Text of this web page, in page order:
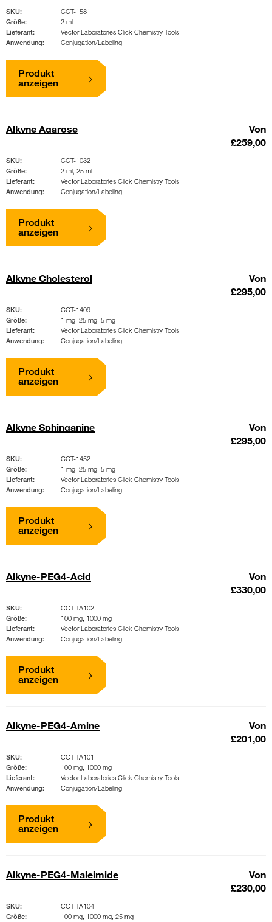
SKU:
CCT-1581
Größe:
2 ml
Lieferant:
Vector Laboratories Click Chemistry Tools
Anwendung:
Conjugation/Labeling
Produkt
anzeigen
Alkyne Agarose
Von
£259,00
SKU:
CCT-1032
Größe:
2 ml, 25 ml
Lieferant:
Vector Laboratories Click Chemistry Tools
Anwendung:
Conjugation/Labeling
Produkt
anzeigen
Alkyne Cholesterol
Von
£295,00
SKU:
CCT-1409
Größe:
1 mg, 25 mg, 5 mg
Lieferant:
Vector Laboratories Click Chemistry Tools
Anwendung:
Conjugation/Labeling
Produkt
anzeigen
Alkyne Sphinganine
Von
£295,00
SKU:
CCT-1452
Größe:
1 mg, 25 mg, 5 mg
Lieferant:
Vector Laboratories Click Chemistry Tools
Anwendung:
Conjugation/Labeling
Produkt
anzeigen
Alkyne-PEG4-Acid
Von
£330,00
SKU:
CCT-TA102
Größe:
100 mg, 1000 mg
Lieferant:
Vector Laboratories Click Chemistry Tools
Anwendung:
Conjugation/Labeling
Produkt
anzeigen
Alkyne-PEG4-Amine
Von
£201,00
SKU:
CCT-TA101
Größe:
100 mg, 1000 mg
Lieferant:
Vector Laboratories Click Chemistry Tools
Anwendung:
Conjugation/Labeling
Produkt
anzeigen
Alkyne-PEG4-Maleimide
Von
£230,00
SKU:
CCT-TA104
Größe:
100 mg, 1000 mg, 25 mg